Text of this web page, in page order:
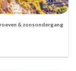
& zonsondergang